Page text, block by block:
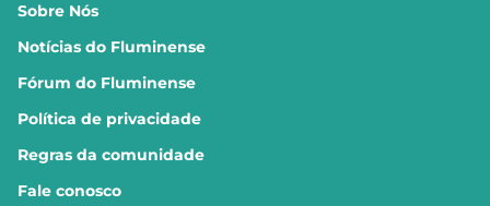
Sobre Nós
Notícias do Fluminense
Fórum do Fluminense
Política de privacidade
Regras da comunidade
Fale conosco